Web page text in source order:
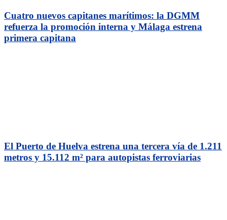
Cuatro nuevos capitanes marítimos: la DGMM
refuerza la promoción interna y Málaga estrena
primera capitana
El Puerto de Huelva estrena una tercera vía de 1.211
metros y 15.112 m² para autopistas ferroviarias